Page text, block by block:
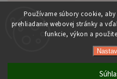
Používame súbory cookie,
prehliadanie webovej stránky a
funkcie, výkon a
Copyright 2026
Shoptet